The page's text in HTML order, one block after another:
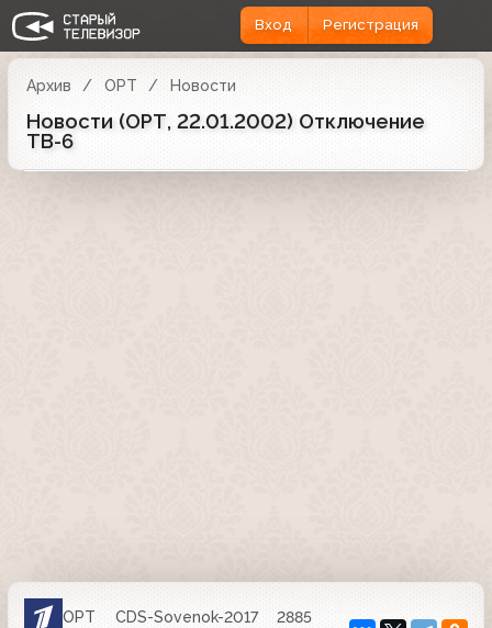
Вход Регистрация
Архив ОРТ Новости
Новости (ОРТ, 22.01.2002) Отключение
ТВ-6
ОРТ CDS-Sovenok-2017
2885